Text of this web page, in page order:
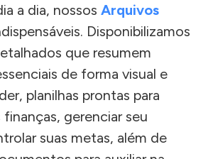
a dia, nossos Arquivos
Disponibilizamos
que resumem
de forma visual e
planilhas prontas para
finanças, gerenciar seu
suas metas, além de